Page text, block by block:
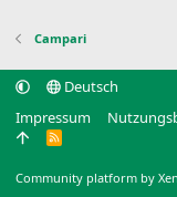
Campari
Deutsch
Impressum
R
Community platform by